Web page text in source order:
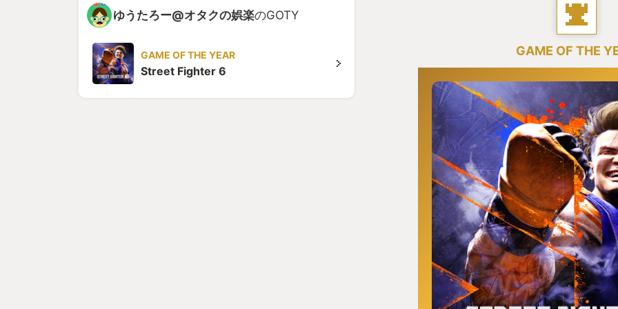
ゆうたろー@オタクの娯楽のGOTY
GAME OF THE YEAR
Street Fighter 6
GAME OF THE